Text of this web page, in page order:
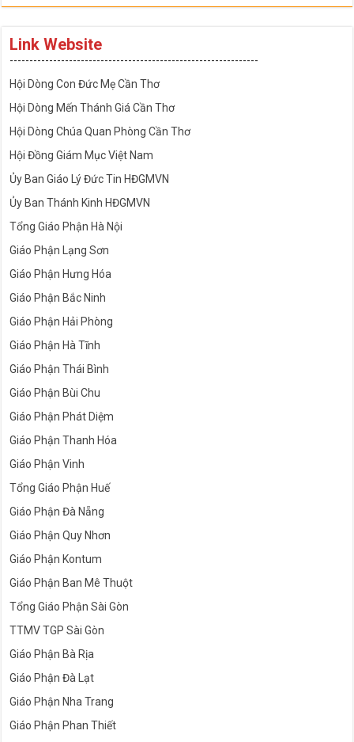
Link Website
---------------------------------------------------------------
Hội Dòng Con Đức Mẹ Cần Thơ
Hội Dòng Mến Thánh Giá Cần Thơ
Hội Dòng Chúa Quan Phòng Cần Thơ
Hội Đồng Giám Mục Việt Nam
Ủy Ban Giáo Lý Đức Tin HĐGMVN
Ủy Ban Thánh Kinh HĐGMVN
Tổng Giáo Phận Hà Nội
Giáo Phận Lạng Sơn
Giáo Phận Hưng Hóa
Giáo Phận Bắc Ninh
Giáo Phận Hải Phòng
Giáo Phận Hà Tĩnh
Giáo Phận Thái Bình
Giáo Phận Bùi Chu
Giáo Phận Phát Diệm
Giáo Phận Thanh Hóa
Giáo Phận Vinh
Tổng Giáo Phận Huế
Giáo Phận Đà Nẵng
Giáo Phận Quy Nhơn
Giáo Phận Kontum
Giáo Phận Ban Mê Thuột
Tổng Giáo Phận Sài Gòn
TTMV TGP Sài Gòn
Giáo Phận Bà Rịa
Giáo Phận Đà Lạt
Giáo Phận Nha Trang
Giáo Phận Phan Thiết